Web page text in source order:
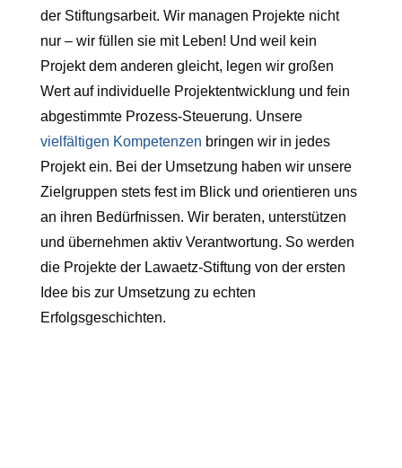
der Stiftungsarbeit. Wir managen Projekte nicht
nur – wir füllen sie mit Leben! Und weil kein
Projekt dem anderen gleicht, legen wir großen
Wert auf individuelle Projektentwicklung und fein
abgestimmte Prozess-Steuerung. Unsere
vielfältigen Kompetenzen bringen wir in jedes
Projekt ein. Bei der Umsetzung haben wir unsere
Zielgruppen stets fest im Blick und orientieren uns
an ihren Bedürfnissen. Wir beraten, unterstützen
und übernehmen aktiv Verantwortung. So werden
die Projekte der Lawaetz-Stiftung von der ersten
Idee bis zur Umsetzung zu echten
Erfolgsgeschichten.